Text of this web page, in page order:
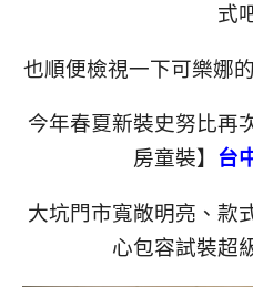
式
也順便檢視一下可樂娜
今年春夏新裝史努比再
房童裝】 台
大坑門市寬敞明亮、款
心包容試裝超